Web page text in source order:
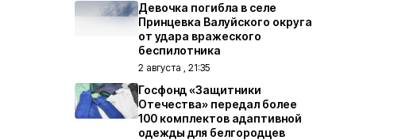
Девочка погибла в селе
Принцевка Валуйского округа
от удара вражеского
беспилотника
2 августа , 21:35
Госфонд «Защитники
Отечества» передал более
100 комплектов адаптивной
одежды для белгородцев